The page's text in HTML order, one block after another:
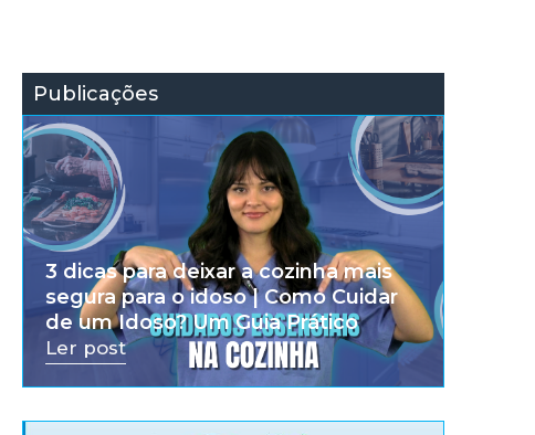
Publicações
3 dicas para deixar a cozinha mais
segura para o idoso | Como Cuidar
de um Idoso? Um Guia Prático
Ler post